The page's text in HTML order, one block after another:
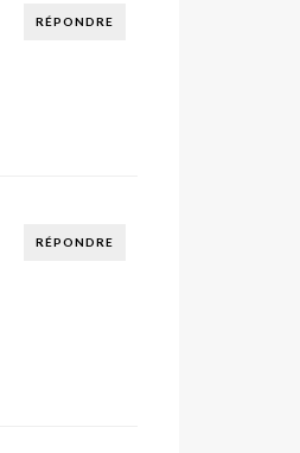
RÉPONDRE
RÉPONDRE